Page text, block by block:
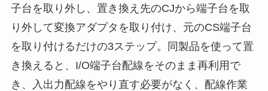
子台を取り外し、置き換え先のCJから端子台を取
り外して変換アダプタを取り付け、元のCS端子台
を取り付けるだけの3ステップ。同製品を使って置
き換えると、I/O端子台配線をそのまま再利用で
き、入出力配線をやり直す必要がなく、配線作業